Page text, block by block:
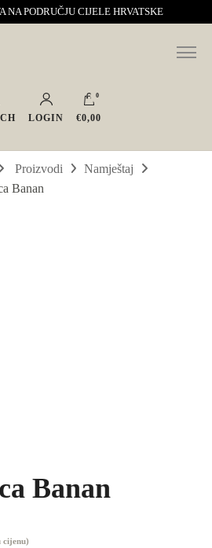
NA PODRUČJU CIJELE HRVATSKE
Salon namještaja, dekoracije i rasvjete.
LOGIN
0
€0,00
Proizvodi
Namještaj
Banan
Banan
cijenu)